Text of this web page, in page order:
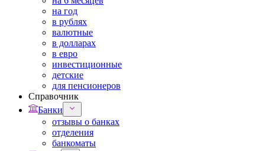
на год
в рублях
валютные
в долларах
в евро
инвестиционные
детские
для пенсионеров
Справочник
Банки
отзывы о банках
отделения
банкоматы